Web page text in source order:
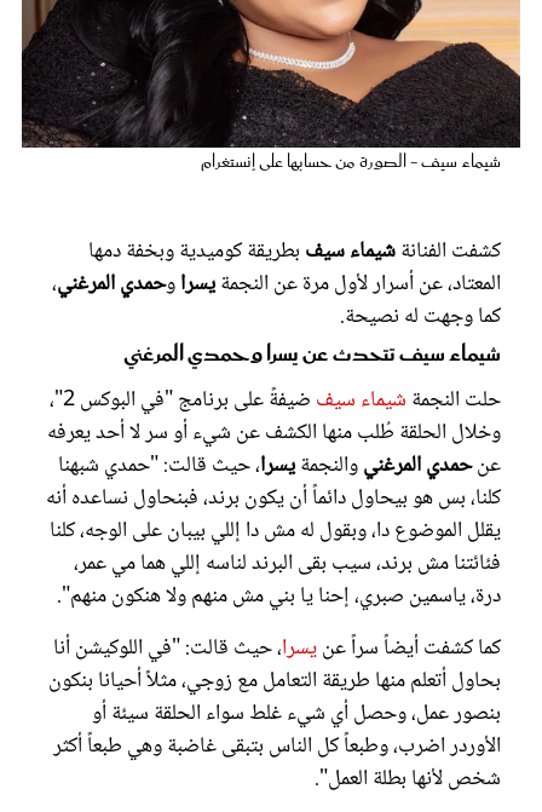
شيماء سيف - الصورة من حسابها على إنستغرام
كشفت الفنانةشيماء سيف بطريقة كوميدية وبخفة دمها
المعتاد، عن أسرار لأول مرة عن النجمةيسراوحمدي المرغني،
كما وجهت له نصيحة.
شيماء سيف تتحدث عن يسرا وحمدي المرغني
حلت النجمة شيماء سيف
ضيفةً على برنامج "في البوكس 2"،
وخلال الحلقة طُلب منها الكشف عن شيء أو سر لا أحد يعرفه
عنحمدي المرغنيوالنجمةيسرا، حيث قالت: "حمدي شبهنا
كلنا، بس هو بيحاول دائماً أن يكون برند، فبنحاول نساعده أنه
يقلل الموضوع دا، وبقول له مش دا إللي بيبان على الوجه، كلنا
فئائتنا مش برند، سيب بقى البرند لناسه إللي هما مي عمر،
درة، ياسمين صبري، إحنا يا بني مش منهم ولا هنكون منهم".
كما كشفت أيضاً سراً عنيسرا، حيث قالت: "في اللوكيشن أنا
بحاول أتعلم منها طريقة التعامل مع زوجي، مثلاً أحيانا بنكون
بنصور عمل، وحصل أي شيء غلط سواء الحلقة سيئة أو
الأوردر اضرب، وطبعاً كل الناس بتبقى غاضبة وهي طبعاً أكثر
شخص لأنها بطلة العمل".
عروس سيدتي
مجلة سيدتي
غلاف رفمي